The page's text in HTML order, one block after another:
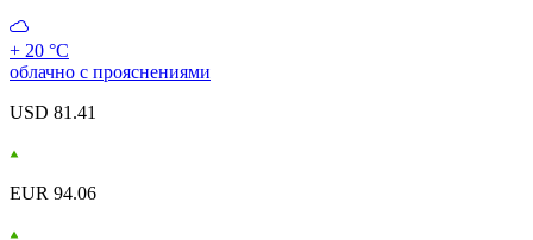
+ 20 °С
облачно с прояснениями
USD 81.41
EUR 94.06